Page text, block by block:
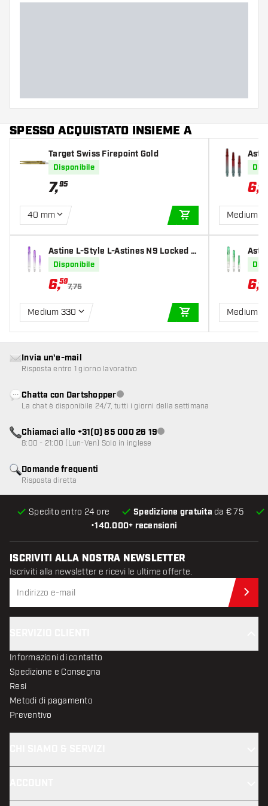
SPESSO ACQUISTATO INSIEME A
Target Swiss Firepoint Gold
Disponibile
7,95
40 mm
AGGIUNGI AL
Astine L-Style L-Astines N9 Locked S
traight Purple Grape
Disponibile
6,59
7,75
Medium 330
AGGIUNGI AL
6,59
Medium
6,59
Medium
•140.000+ recensioni
Spedito entro 24 ore Spedizione gratuita da € 75
Domande frequenti
Risposta diretta
Invia un'e-mail
Risposta entro 1 giorno lavorativo
Chatta con DartshopperServizio clienti non disponibile
La chat è disponibile 24/7, tutti i giorni della settimana
Chiamaci allo +31(0) 85 000 26 19Servizio clienti non disponibile
8:00 - 21:00 (Lun-Ven) Solo in inglese
ISCRIVITI ALLA NOSTRA NEWSLETTER
Iscriviti alla newsletter e ricevi le ultime offerte.
Informazioni di contatto
Spedizione e Consegna
Resi
Metodi di pagamento
Preventivo